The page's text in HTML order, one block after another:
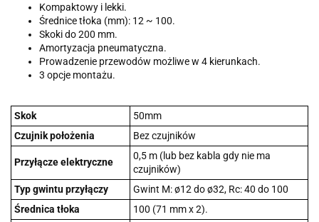
Kompaktowy i lekki.
Średnice tłoka (mm): 12 ~ 100.
Skoki do 200 mm.
Amortyzacja pneumatyczna.
Prowadzenie przewodów możliwe w 4 kierunkach.
3 opcje montażu.
Skok
50mm
Czujnik położenia
Bez czujników
Przyłącze elektryczne
0,5 m (lub bez kabla gdy nie ma
czujników)
Typ gwintu przyłączy
Gwint M: ø12 do ø32, Rc: 40 do 100
Średnica tłoka
100 (71 mm x 2).